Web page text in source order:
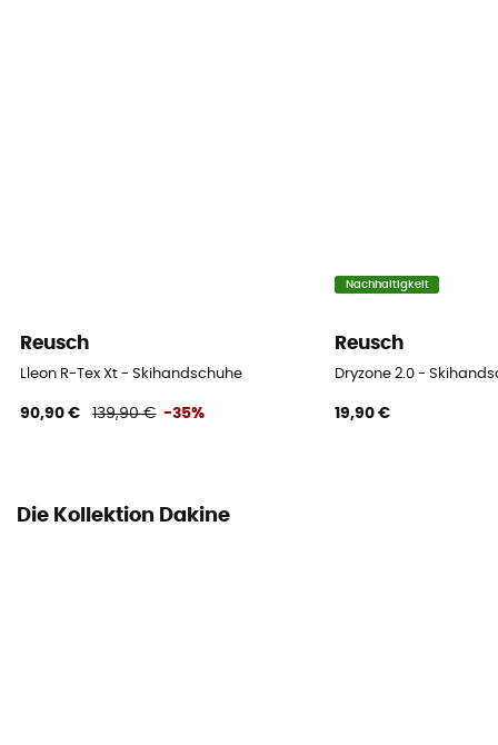
Ja
Label
Cordon
Reusch
Lleon R-Tex Xt - Skihandschuhe
90,90 € 139,90 € -35%
Nachhaltigkeit
Reusch
Dryzone 2.0 -
19,90 €
Die Kollektion Dakine